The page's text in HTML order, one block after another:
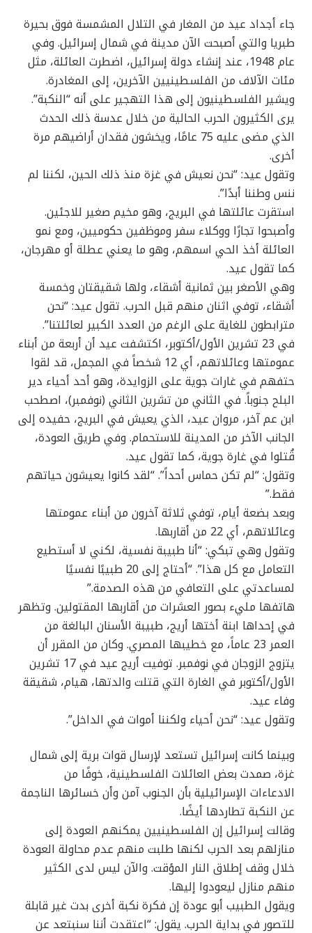
جاء أجداد عيد من المغار في التلال المشمسة فوق بحيرة
طبريا والتي أصبحت الآن مدينة في شمال إسرائيل. وفي
عام 1948، عند إنشاء دولة إسرائيل، اضطرت العائلة، مثل
مئات الآلاف من الفلسطينيين الآخرين، إلى المغادرة.
ويشير الفلسطينيون إلى هذا التهجير على أنه “النكبة”.
يرى الكثيرون الحرب الحالية من خلال عدسة ذلك الحدث
الذي مضى عليه 75 عامًا، ويخشون فقدان أراضيهم مرة
أخرى.
وتقول عيد: “نحن نعيش في غزة منذ ذلك الحين، لكننا لم
ننس وطننا أبدًا”.
استقرت عائلتها في البريج، وهو مخيم صغير للاجئين.
وأصبحوا تجارًا ووكلاء سفر وموظفين حكوميين، ومع نمو
العائلة أخذ الحي اسمهم، وهو ما يعني عطلة أو مهرجان،
كما تقول عيد.
وهي الأصغر بين ثمانية أشقاء، ولها شقيقتان وخمسة
أشقاء، توفي اثنان منهم قبل الحرب. تقول عيد: “نحن
مترابطون للغاية على الرغم من العدد الكبير لعائلتنا”.
في 23 تشرين الأول/أكتوبر، اكتشفت عيد أن أربعة من أبناء
عمومتها وعائلاتهم، أي 12 شخصاً في المجمل، قد لقوا
حتفهم في غارات جوية على الزوايدة، وهو أحد أحياء دير
البلح جنوباً. في الثاني من تشرين الثاني (نوفمبر)، اصطحب
ابن عم آخر، مروان عيد، الذي يعيش في البريج، حفيده إلى
الجانب الآخر من المدينة للاستحمام. وفي طريق العودة،
قُتلوا في غارة جوية، كما تقول عيد.
وتقول: “لم تكن حماس أحداً”. “لقد كانوا يعيشون حياتهم
فقط.”
وبعد بضعة أيام، توفي ثلاثة آخرون من أبناء عمومتها
وعائلاتهم، أي 22 من أقاربها.
وتقول وهي تبكي: “أنا طبيبة نفسية، لكني لا أستطيع
التعامل مع كل هذا”. “أحتاج إلى 20 طبيبًا نفسيًا
لمساعدتي على التعافي من هذه الصدمة.”
هاتفها مليء بصور العشرات من أقاربها المقتولين. وتظهر
في إحداها ابنة أختها أريج، طبيبة الأسنان البالغة من
العمر 23 عاماً، مع خطيبها المصري. وكان من المقرر أن
يتزوج الزوجان في نوفمبر. توفيت أريج عيد في 17 تشرين
الأول/أكتوبر في الغارة التي قتلت والدتها، هيام، شقيقة
وفاء عيد.
وتقول عيد: “نحن أحياء ولكننا أموات في الداخل”.
وبينما كانت إسرائيل تستعد لإرسال قوات برية إلى شمال
غزة، صمدت بعض العائلات الفلسطينية، خوفًا من
الادعاءات الإسرائيلية بأن الجنوب آمن وأن خسائرها الناجمة
عن النكبة تطاردها أيضًا.
وقالت إسرائيل إن الفلسطينيين يمكنهم العودة إلى
منازلهم بعد الحرب لكنها طلبت منهم عدم محاولة العودة
خلال وقف إطلاق النار المؤقت. والآن ليس لدى الكثير
منهم منازل ليعودوا إليها.
ويقول الطبيب أبو عودة إن فكرة نكبة أخرى بدت غير قابلة
للتصور في بداية الحرب. يقول: “اعتقدت أننا سنبتعد عن